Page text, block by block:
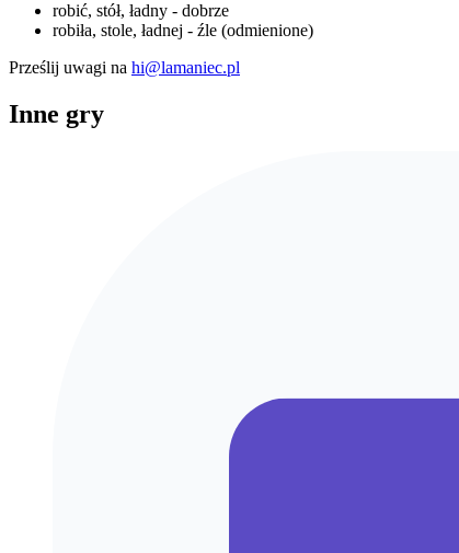
robić, stół, ładny - dobrze
robiła, stole, ładnej - źle (odmienione)
Prześlij uwagi na hi@lamaniec.pl
Inne gry